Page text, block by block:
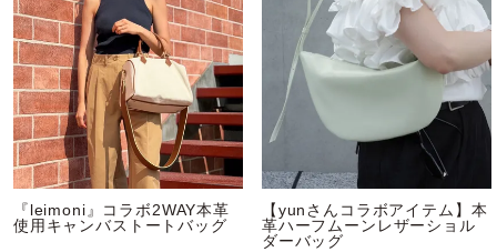
『leimoni』コラボ2WAY本革
使用キャンバストートバッグ
【yunさんコラボアイテム】本
革ハーフムーンレザーショル
ダーバッグ